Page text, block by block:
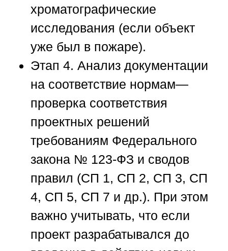
хроматографические
исследования (если объект
уже был в пожаре).
Этап 4. Анализ документации
на соответствие нормам—
проверка соответствия
проектных решений
требованиям Федерального
закона № 123-ФЗ и сводов
правил (СП 1, СП 2, СП 3, СП
4, СП 5, СП 7 и др.). При этом
важно учитывать, что если
проект разрабатывался до